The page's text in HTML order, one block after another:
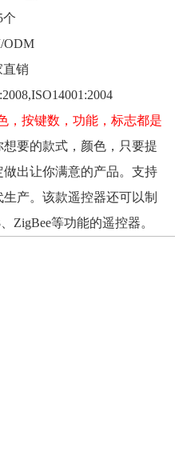
个
ODM
直销
，按键数，功能，标志都是
想要的款式，颜色，只要提
出让你满意的产品。支持
产。该款遥控器还可以制
ZigBee等功能的遥控器。